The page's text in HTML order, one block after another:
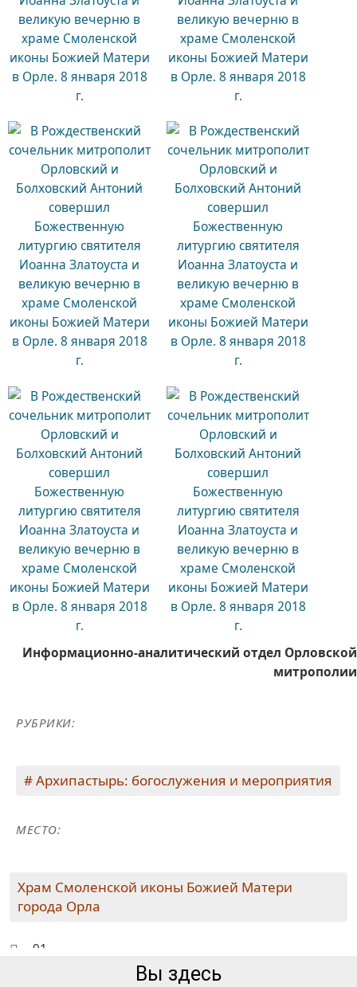
Информационно-аналитический отдел Орловской
митрополии
РУБРИКИ:
Архипастырь: богослужения и мероприятия
МЕСТО:
Храм Смоленской иконы Божией Матери
города Орла
91
Вы здесь